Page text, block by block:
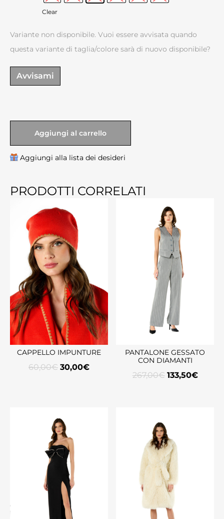
Clear
Variante non disponibile. Vuoi essere avvisata quando
questa variante di taglia/colore sarà di nuovo disponibile?
Avvisami
Aggiungi al carrello
Aggiungi alla lista dei desideri
PRODOTTI CORRELATI
CAPPELLO IMPUNTURE
60,00€ 30,00€
PANTALONE GESSATO
CON DIAMANTI
267,00€ 133,50€